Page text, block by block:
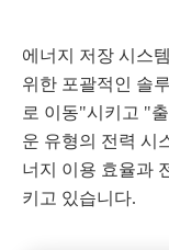
에너지 저장 시스
위한 포괄적인 솔
로 이동"시키고 "
운 유형의 전력 시
너지 이용 효율과
키고 있습니다.